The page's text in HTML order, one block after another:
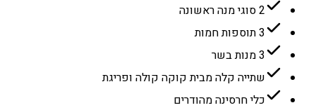
2 סוגי מנה ראשונה
3 תוספות חמות
3 מנות בשר
שתייה קלה מבית קוקה קולה ופריגת
כלי חרסינה מהודרים